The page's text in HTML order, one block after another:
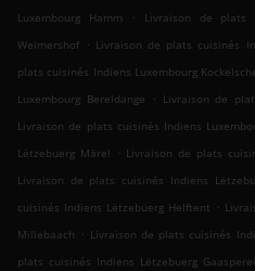
Luxembourg Hamm
.
Livraison de plats
Weimershof . Livraison de plats cuisinés
plats cuisinés Indiens Luxembourg
Luxembourg Bereldange
. Livraison de
Livraison de plats cuisinés Indiens
Lëtzebuerg Märel
. Livraison de plats
Livraison de plats cuisinés Indiens
cuisinés Indiens Lëtzebuerg Helftent .
Millebaach . Livraison de plats cuisinés
plats cuisinés Indiens Lëtzebuerg